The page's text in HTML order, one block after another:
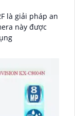
là giải pháp an